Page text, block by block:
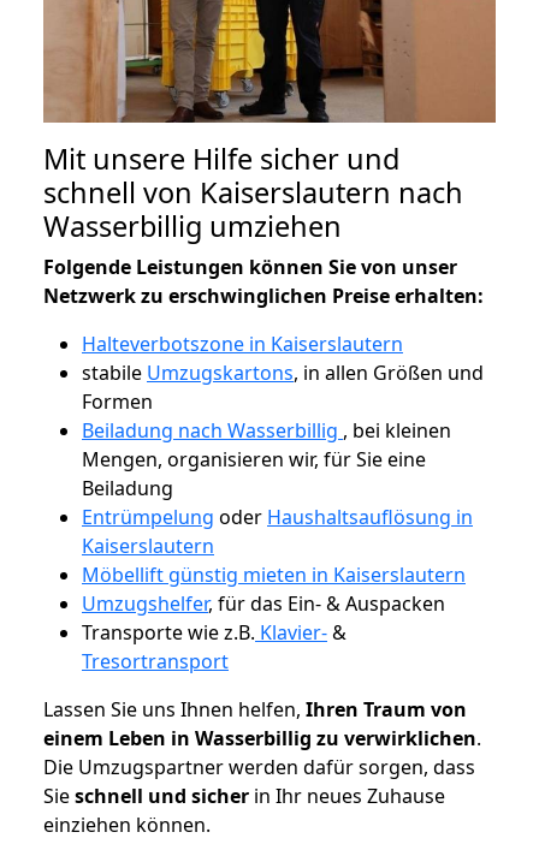
Mit unsere Hilfe sicher und
schnell von Kaiserslautern nach
Wasserbillig umziehen
Folgende Leistungen können Sie von unser
Netzwerk zu erschwinglichen Preise erhalten:
Halteverbotszone in Kaiserslautern
stabile Umzugskartons, in allen Größen und
Formen
Beiladung nach Wasserbillig , bei kleinen
Mengen, organisieren wir, für Sie eine
Beiladung
Entrümpelung oder Haushaltsauflösung in
Kaiserslautern
Möbellift günstig mieten in Kaiserslautern
Umzugshelfer, für das Ein- & Auspacken
Transporte wie z.B. Klavier-&
Tresortransport
Lassen Sie uns Ihnen helfen, Ihren Traum von
einem Leben in Wasserbillig zu verwirklichen.
Die Umzugspartner werden dafür sorgen, dass
Sieschnell und sicher in Ihr neues Zuhause
einziehen können.